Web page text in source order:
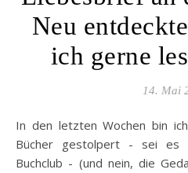
Neu
ich gerne
14. Mai
In den letzten Wochen bin ich über viele neue und alte
Bücher gestolpert - sei es
Buchclub - (und nein, die